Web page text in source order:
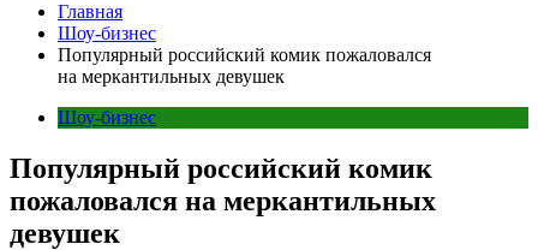
Главная
Шоу-бизнес
Популярный российский комик пожаловался
на меркантильных девушек
Шоу-бизнес
Популярный российский комик
пожаловался на меркантильных
девушек